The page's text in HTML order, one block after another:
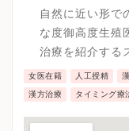
いきます。
自然に近い形で
な度御高度生殖
治療を紹介する
女医在籍 人工授精
漢方治療 タイミング療